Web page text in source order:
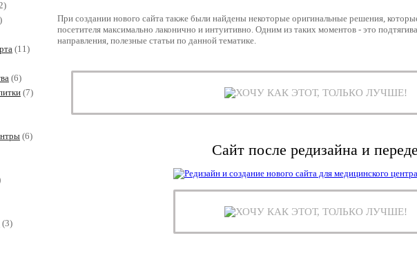
(11)
(6)
(7)
(6)
(3)
При создании нового сайта также были найдены некоторые оригинальные решения,
посетителя максимально лаконично и интуитивно. Одним из таких моментов - это
направления, полезные статьи по данной тематике.
ХОЧУ КАК ЭТОТ, ТОЛЬКО ЛУЧШЕ!
Сайт после редизайна и
ХОЧУ КАК ЭТОТ, ТОЛЬКО ЛУЧШЕ!